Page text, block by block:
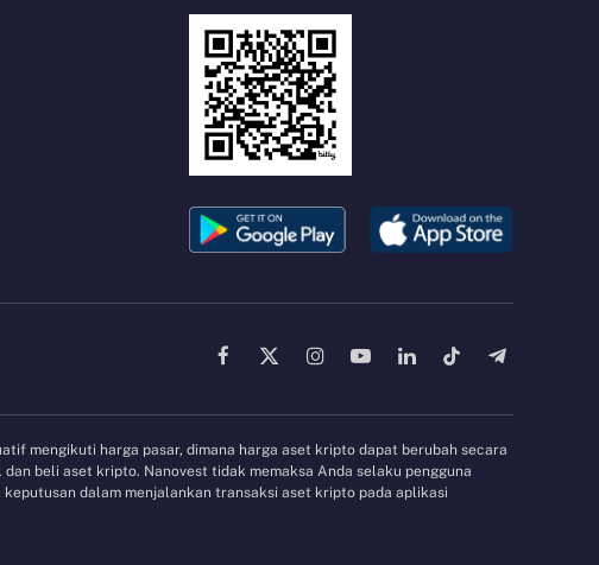
Facebook
X
InstagramYouTubeLinkedInTikTokTelegram
mengikuti harga pasar, dimana harga aset kripto dapat berubah secara
beli aset kripto. Nanovest tidak memaksa Anda selaku pengguna
dalam menjalankan transaksi aset kripto pada aplikasi